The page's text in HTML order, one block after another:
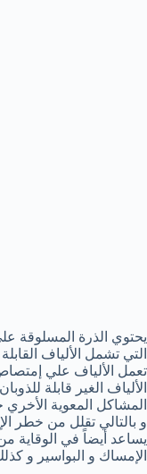
يحتوي الذرة المسلوقة
التي تشمل الألياف
تعمل الألياف علي
الألياف الغير قابلة
المشاكل المعوية
و بالتالي تقلل من خطر
يساعد أيضاً في الوقاية
الإمساك و البواسير و